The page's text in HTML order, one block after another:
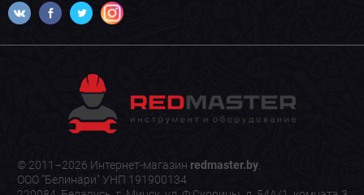
© 2011–2026 Интернет-магазин redmaster.by.
ООО "Белинари" УНП 191900134